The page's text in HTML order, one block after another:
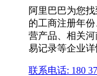
阿里巴巴为您
的工商注册年
营产品、相关
易记录等企业详
联系电话: 180